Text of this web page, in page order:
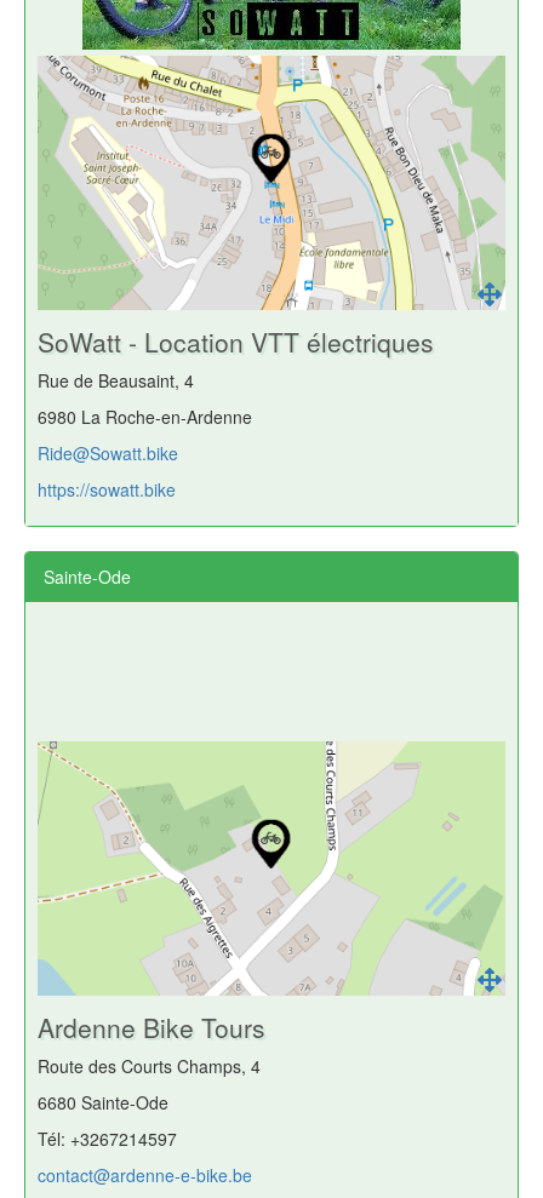
SoWatt - Location VTT électriques
Rue de Beausaint, 4
6980 La Roche-en-Ardenne
Ride@Sowatt.bike
https://sowatt.bike
Sainte-Ode
Ardenne Bike Tours
Route des Courts Champs, 4
6680 Sainte-Ode
Tél: +3267214597
contact@ardenne-e-bike.be